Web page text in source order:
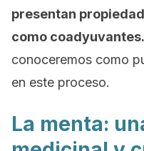
presentan
como coadyuvantes.
conoceremos como
en este proceso.
La menta: